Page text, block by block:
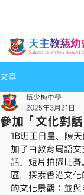
文章
參加「文化對
伍少梅中學
2025年3月21日
1B班王日星、陳
加了由教育局語
話」短片拍攝比
區，探索香港文
的文化景觀；並